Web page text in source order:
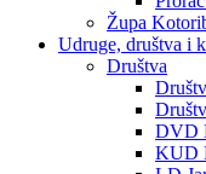
Župa
Udruge, društva i
Društva
DVD
KUD